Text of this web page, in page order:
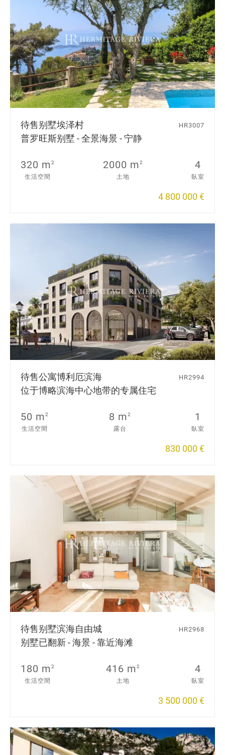
待售别墅埃泽村
普罗旺斯别墅 - 全景海景 - 宁静
HR3007
320 m2
生活空間
2000 m2
土地
4
臥室
4 800 000 €
待售公寓博利厄滨海
位于博略滨海中心地带的专属住宅
HR2994
50 m2
生活空間
8 m2
露台
1
臥室
830 000 €
待售别墅滨海自由城
别墅已翻新 - 海景 - 靠近海滩
HR2968
180 m2
生活空間
416 m2
土地
4
臥室
3 500 000 €